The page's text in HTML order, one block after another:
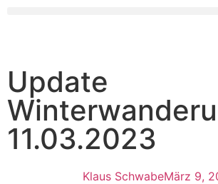
Update
11.03.2023
Klaus SchwabeMärz 9,